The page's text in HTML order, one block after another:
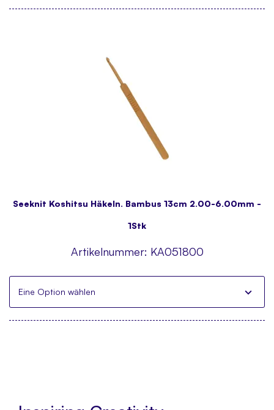
Seeknit Koshitsu Häkeln. Bambus 13cm 2.00-6.00mm -
1Stk
Artikelnummer: KA051800
Eine Option wählen